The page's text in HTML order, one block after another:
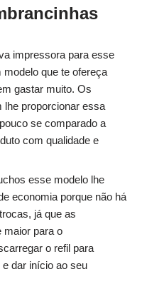
impressora para esse
que te ofereça
gastar muito. Os
lhe proporcionar essa
se comparado a
com qualidade e
esse modelo lhe
economia porque não há
já que as
maior para o
o refil para
dar início ao seu